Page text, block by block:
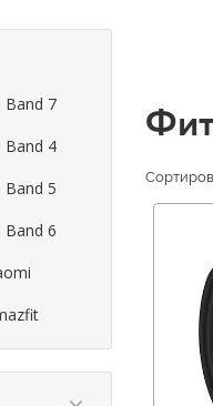
Band 7
Band 4
5
6